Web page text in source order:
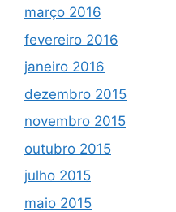
março 2016
fevereiro 2016
janeiro 2016
dezembro 2015
novembro 2015
outubro 2015
julho 2015
maio 2015